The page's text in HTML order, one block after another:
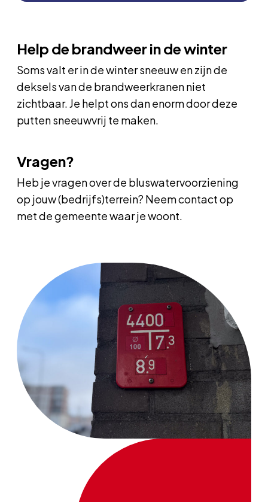
Help de brandweer in de winter
Soms valt er in de winter sneeuw en zijn de
deksels van de brandweerkranen niet
zichtbaar. Je helpt ons dan enorm door deze
putten sneeuwvrij te maken.
Vragen?
Heb je vragen over de bluswatervoorziening
op jouw (bedrijfs)terrein? Neem contact op
met de gemeente waar je woont.